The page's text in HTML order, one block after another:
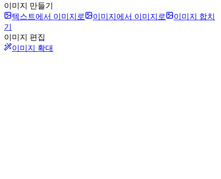
이미지 만들기
텍스트에서 이미지로
이미지에서 이미지로
이미지 합치
기
이미지 편집
이미지 확대